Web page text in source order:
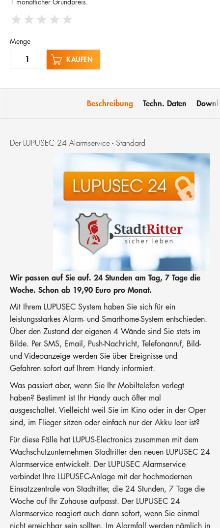
1 monatlicher Grundpreis.
Menge
KAUFEN
Beschreibung Techn. Daten
Der LUPUSEC 24 Alarmservice - Standard
Wir passen auf Sie auf. 24 Stunden am Tag, 7 Tage die
Woche. Schon ab 19,90 Euro pro Monat.
Mit Ihrem LUPUSEC System haben Sie sich für ein
leistungsstarkes Alarm- und Smarthome-System entschieden.
Über den Zustand der eigenen 4 Wände sind Sie stets im
Bilde. Per SMS, Email, Push-Nachricht, Telefonanruf, Bild-
und Videoanzeige werden Sie über Ereignisse und
Gefahren sofort auf Ihrem Handy informiert.
Was passiert aber, wenn Sie Ihr Mobiltelefon verlegt
haben? Bestimmt ist Ihr Handy auch öfter mal
ausgeschaltet. Vielleicht weil Sie im Kino oder in der Oper
sind, im Flieger sitzen oder einfach nur der Akku leer ist?
Für diese Fälle hat LUPUS-Electronics zusammen mit dem
Wachschutzunternehmen Stadtritter den neuen LUPUSEC 24
Alarmservice entwickelt. Der LUPUSEC Alarmservice
verbindet Ihre LUPUSEC-Anlage mit der hochmodernen
Einsatzzentrale von Stadtritter, die 24 Stunden, 7 Tage die
Woche auf Ihr Zuhause aufpasst. Der LUPUSEC 24
Alarmservice reagiert auch dann sofort, wenn Sie einmal